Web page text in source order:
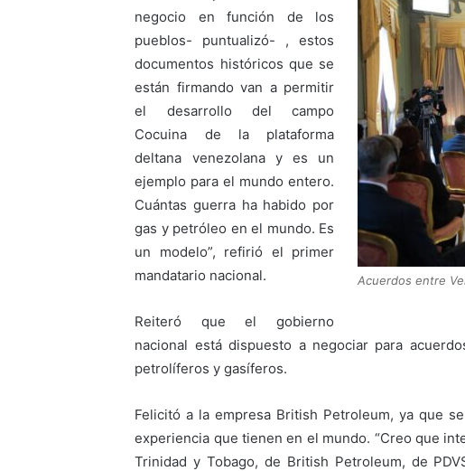
Acuerdos entre
negocio en función de los
pueblos- puntualizó- , estos
documentos históricos que se
están firmando van a permitir
el desarrollo del campo
Cocuina de la plataforma
deltana venezolana y es un
ejemplo para el mundo entero.
Cuántas guerra ha habido por
gas y petróleo en el mundo. Es
un modelo”, refirió el primer
mandatario nacional.
Reiteró que el gobierno
nacional está dispuesto a negociar para
petrolíferos y gasíferos.
Felicitó a la empresa British Petroleum, ya que
experiencia que tienen en el mundo. “Creo que
Trinidad y Tobago, de British Petroleum, de